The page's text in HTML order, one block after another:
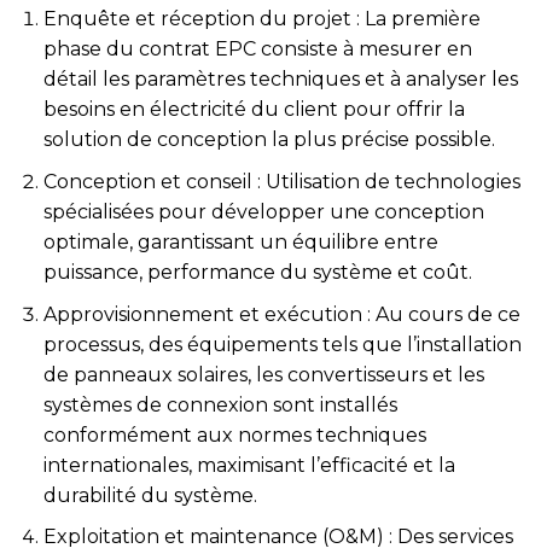
Enquête et réception du projet : La première
phase du contrat EPC consiste à mesurer en
détail les paramètres techniques et à analyser les
besoins en électricité du client pour offrir la
solution de conception la plus précise possible.
Conception et conseil : Utilisation de technologies
spécialisées pour développer une conception
optimale, garantissant un équilibre entre
puissance, performance du système et coût.
Approvisionnement et exécution : Au cours de ce
processus, des équipements tels que l’installation
de panneaux solaires, les convertisseurs et les
systèmes de connexion sont installés
conformément aux normes techniques
internationales, maximisant l’efficacité et la
durabilité du système.
Exploitation et maintenance (O&M) : Des services